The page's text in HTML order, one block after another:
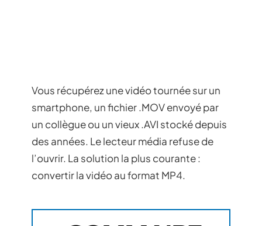
Vous récupérez une vidéo tournée sur un
smartphone, un fichier .MOV envoyé par
un collègue ou un vieux .AVI stocké depuis
des années. Le lecteur média refuse de
l’ouvrir. La solution la plus courante :
convertir la vidéo au format MP4.